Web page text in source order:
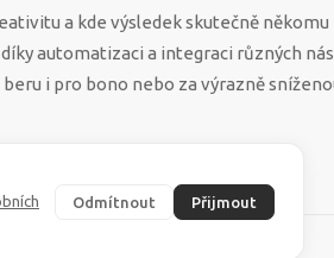
a kde výsledek skutečně někomu
automatizaci a integraci různých
i pro bono nebo za výrazně
Odmítnout Přijmout